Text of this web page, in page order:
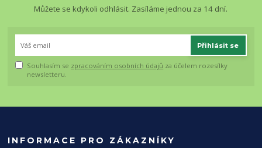
Můžete se kdykoli odhlásit. Zasíláme jednou za 14 dní.
Přihlásit se
Souhlasím se zpracováním osobních údajů za účelem rozesílky
newsletteru.
INFORMACE PRO ZÁKAZNÍKY